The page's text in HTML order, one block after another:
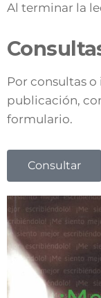
Al terminar la
Por consultas
publicación,
formulario.
Consultar